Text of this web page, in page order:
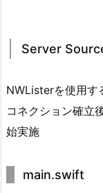
Server
NWListerを使用す
コネクション確立
始実施
main.swift